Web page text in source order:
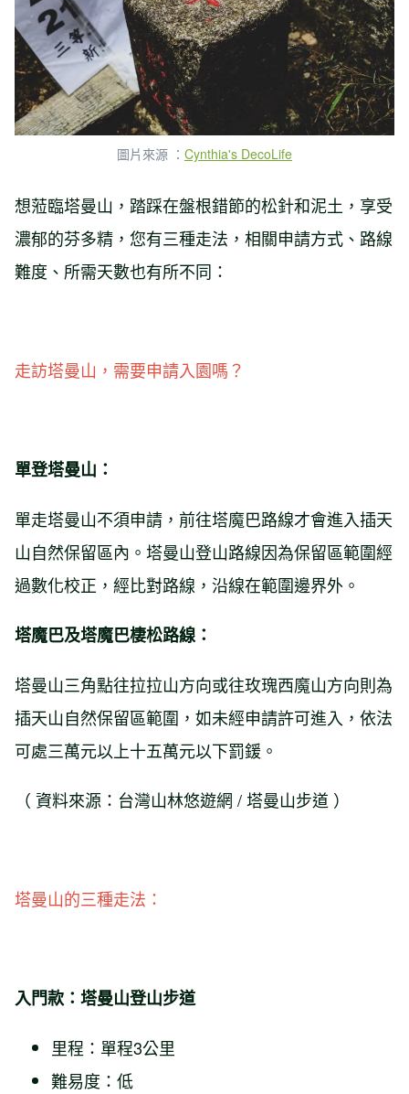
圖片來源 ： Cynthia's DecoLife
想蒞臨塔曼山，踏踩在盤根錯節的松針和泥土，享受
濃郁的芬多精，您有三種走法，相關申請方式、路線
難度、所需天數也有所不同：
走訪塔曼山，需要申請入園嗎？
單登塔曼山：
單走塔曼山不須申請，前往塔魔巴路線才會進入插天
山自然保留區內。塔曼山登山路線因為保留區範圍經
過數化校正，經比對路線，沿線在範圍邊界外。
塔魔巴及塔魔巴棲松路線：
塔曼山三角點往拉拉山方向或往玫瑰西魔山方向則為
插天山自然保留區範圍，如未經申請許可進入，依法
可處三萬元以上十五萬元以下罰鍰。
（ 資料來源：台灣山林悠遊網 / 塔曼山步道 ）
塔曼山的三種走法：
入門款：塔曼山登山步道
里程：單程3公里
難易度：低